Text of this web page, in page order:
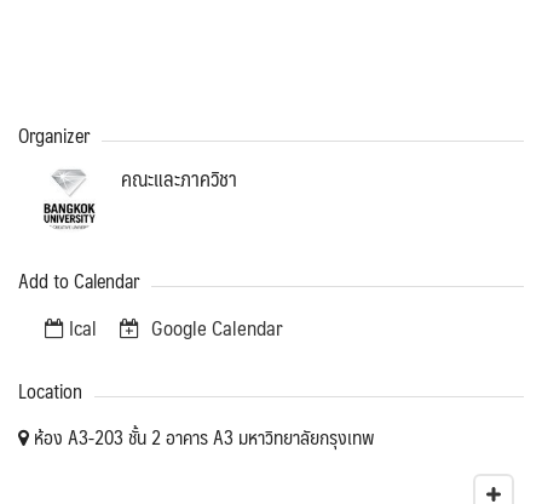
Organizer
คณะและภาควิชา
Add to Calendar
Ical Google Calendar
Location
ห้อง A3-203 ชั้น 2 อาคาร A3 มหาวิทยาลัยกรุงเทพ